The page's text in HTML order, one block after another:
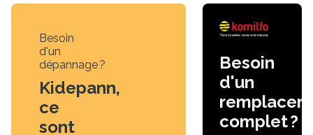
Besoin
d'un
dépannage ?
Kidepann,
ce
sont
Besoin
d'un
complet ?